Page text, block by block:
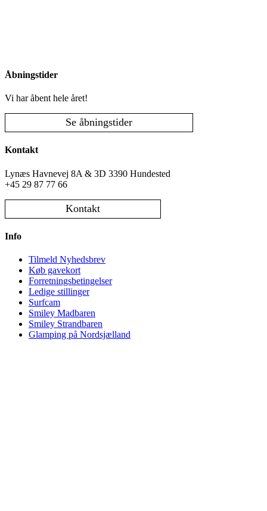
Åbningstider
Vi har åbent hele året!
Se åbningstider
Kontakt
Lynæs Havnevej 8A & 3D 3390 Hundested
+45 29 87 77 66
Kontakt
Info
Tilmeld Nyhedsbrev
Køb gavekort
Forretningsbetingelser
Ledige stillinger
Surfcam
Smiley Madbaren
Smiley Strandbaren
Glamping på Nordsjælland